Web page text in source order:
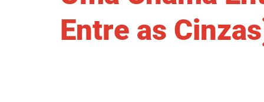
Entre as